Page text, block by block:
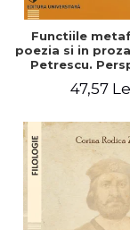
Functiile
poezia si in proza
Petrescu.
47,57